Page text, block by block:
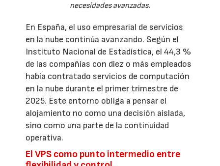
necesidades avanzadas.
En España, el uso empresarial de servicios
en la nube continúa avanzando. Según el
Instituto Nacional de Estadística, el 44,3 %
de las compañías con diez o más empleados
había contratado servicios de computación
en la nube durante el primer trimestre de
2025. Este entorno obliga a pensar el
alojamiento no como una decisión aislada,
sino como una parte de la continuidad
operativa.
El VPS como punto intermedio entre